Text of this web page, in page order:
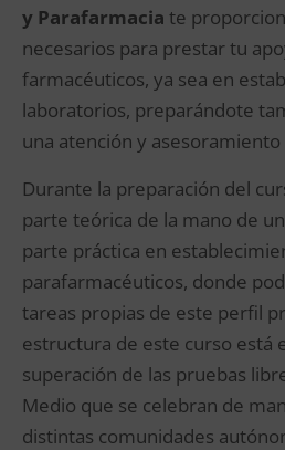
y Parafarmacia te
necesarios para prestar tu
farmacéuticos, ya sea en
laboratorios, preparándote
una atención y
Durante la preparación del
parte teórica de la mano de
parte práctica en
parafarmacéuticos, donde
tareas propias de este perfil
estructura de este curso está
superación de las pruebas
Medio que se celebran de
distintas comunidades